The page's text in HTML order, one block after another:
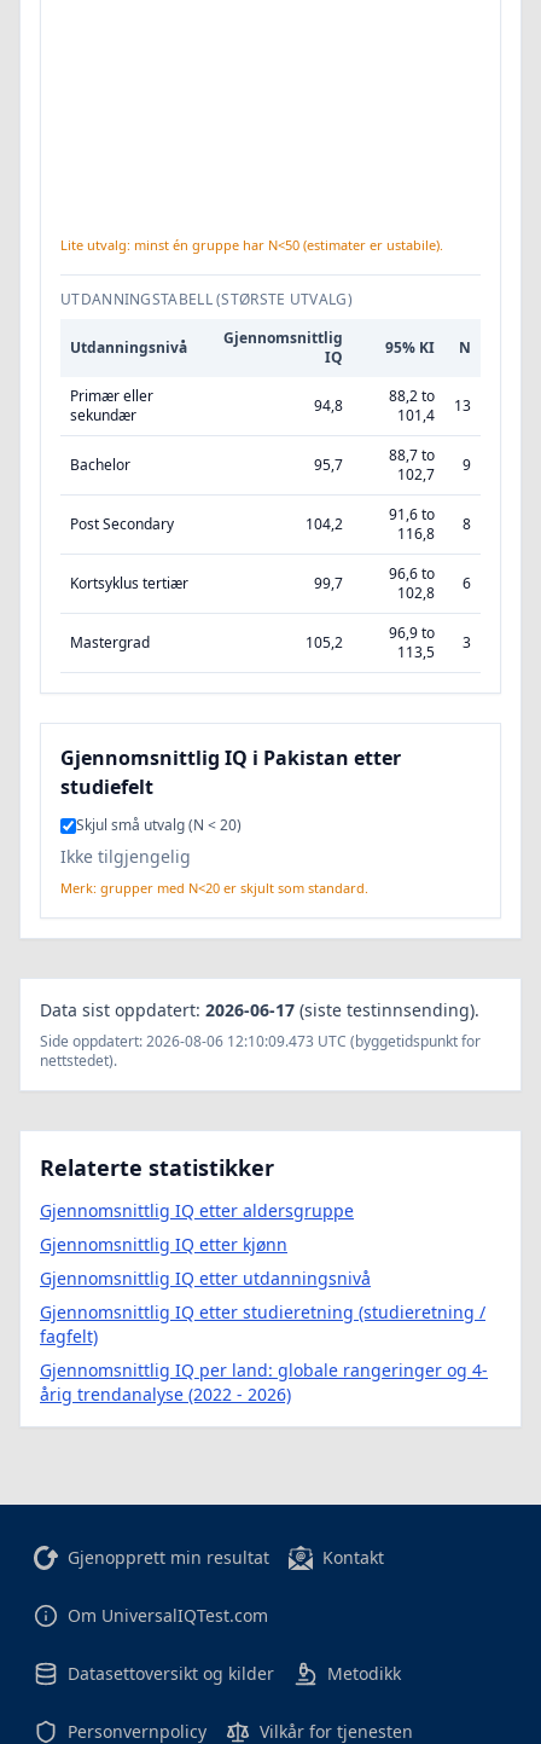
Lite utvalg: minst én gruppe har N<50 (estimater er ustabile).
UTDANNINGSTABELL (STØRSTE UTVALG)
Utdanningsnivå
Gjennomsnittlig
IQ
95% KI N
Primær eller
sekundær
94,8
88,2 to
101,4
13
Bachelor 95,7
88,7 to
102,7
9
Post Secondary 104,2
91,6 to
116,8
8
Kortsyklus tertiær 99,7
96,6 to
102,8
6
Mastergrad 105,2
96,9 to
113,5
3
Gjennomsnittlig IQ i Pakistan etter
studiefelt
Skjul små utvalg (N < 20)
Ikke tilgjengelig
Merk: grupper med N<20 er skjult som standard.
Data sist oppdatert: 2026-06-17 (siste testinnsending).
Side oppdatert: 2026-08-06 12:10:09.473 UTC (byggetidspunkt for
nettstedet).
Relaterte statistikker
Gjennomsnittlig IQ etter aldersgruppe
Gjennomsnittlig IQ etter kjønn
Gjennomsnittlig IQ etter utdanningsnivå
Gjennomsnittlig IQ etter studieretning (studieretning /
fagfelt)
Gjennomsnittlig IQ per land: globale rangeringer og 4-
årig trendanalyse (2022 - 2026)
Gjenopprett min resultat Kontakt
Om UniversalIQTest.com
Datasettoversikt og kilder Metodikk
Personvernpolicy Vilkår for tjenesten